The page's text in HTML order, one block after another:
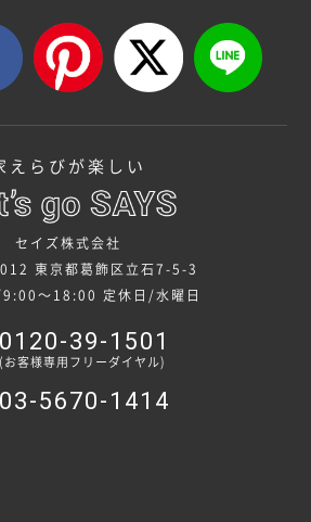
えらびが楽しい
セイズ株式会社
東京都葛飾区立石7-5-3
9:00～18:00 定休日/水曜日
0120-39-1501
(お客様専用フリーダイヤル)
03-5670-1414